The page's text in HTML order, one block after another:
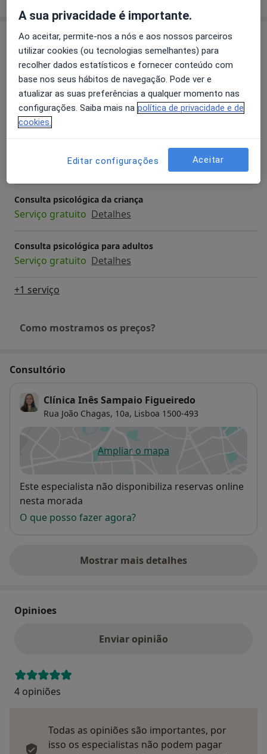
Serviços e preços
Primeira consulta Psicologia
0 € - 60 € Detalhes
Consulta de Psicologia Clínica
Desde 55 €
Serviço gratuito Detalhes
Consulta psicológica da criança
Serviço gratuito Detalhes
Consulta psicológica para adultos
Serviço gratuito Detalhes
+1 serviço
Como mostramos os preços?
Consultório
Clínica Inês Sampaio Figueiredo
Rua João Chagas, 10a, Lisboa 1500-493
Ampliar o mapaabre num novo separador
Disponibilidade
Este especialista não disponibiliza reservas online
nesta morada
O que posso fazer agora?
Mostrar mais detalhes
sobre o endereço
Opinioes
Enviar opinião
4 opiniões
Todas as opiniões são importantes, por
isso os especialistas não podem pagar
A sua privacidade é importante.
Ao aceitar, permite-nos a nós e aos nossos parceiros
utilizar cookies (ou tecnologias semelhantes) para
recolher dados estatísticos e fornecer conteúdo com
base nos seus hábitos de navegação. Pode ver e
atualizar as suas preferências a qualquer momento nas
configurações. Saiba mais na política de privacidade e de
cookies.
Editar configurações Aceitar